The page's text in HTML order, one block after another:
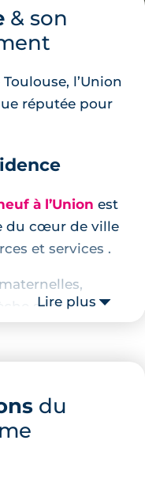
& son
l’Union
réputée pour
à l’Union est
du cœur de ville
et services .
sont
aquatique
de verdure. 2
à la résidence.
Lire plus
du